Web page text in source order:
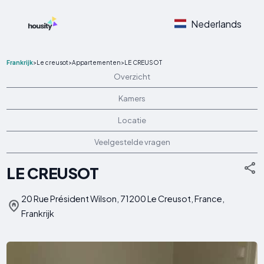
Nederlands
Frankrijk>Le creusot>Appartementen>LE CREUSOT
Overzicht
Kamers
Locatie
Veelgestelde vragen
LE CREUSOT
20 Rue Président Wilson, 71200 Le Creusot, France,
Frankrijk